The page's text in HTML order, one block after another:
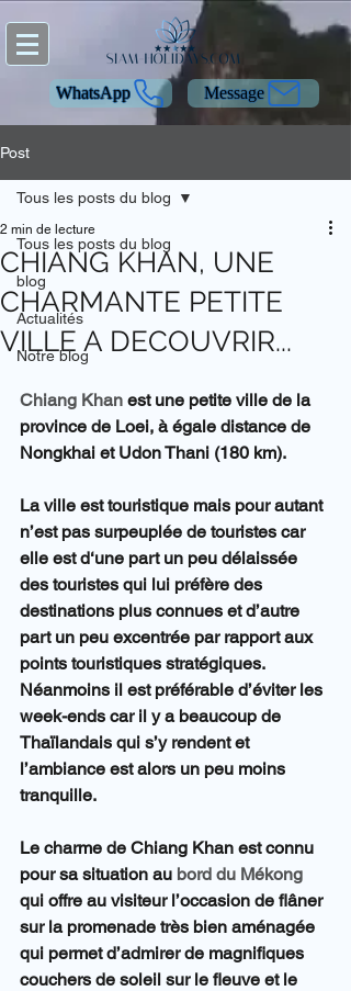
WhatsApp Message
Post
Tous les posts du blog
blog
Actualités
Notre blog
Tous les posts du blog
CHIANG KHAN, UNE
CHARMANTE PETITE
VILLE A DECOUVRIR...
2 min de lecture
Chiang Khan est une petite ville de la
province de Loei, à égale distance de
Nongkhai et Udon Thani (180 km).
La ville est touristique mais pour autant
n’est pas surpeuplée de touristes car
elle est d‘une part un peu délaissée
des touristes qui lui préfère des
destinations plus connues et d’autre
part un peu excentrée par rapport aux
points touristiques stratégiques.
Néanmoins il est préférable d’éviter les
week-ends car il y a beaucoup de
Thaïlandais qui s’y rendent et
l’ambiance est alors un peu moins
tranquille.
Le charme de Chiang Khan est connu
pour sa situation au bord du Mékong
qui offre au visiteur l’occasion de flâner
sur la promenade très bien aménagée
qui permet d’admirer de magnifiques
couchers de soleil sur le fleuve et le